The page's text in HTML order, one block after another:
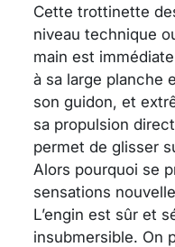
Cette trottinette
niveau technique
main est
à sa large planche
son guidon, et
sa propulsion
permet de glisser
Alors pourquoi se
sensations
L’engin est sûr et
insubmersible. On